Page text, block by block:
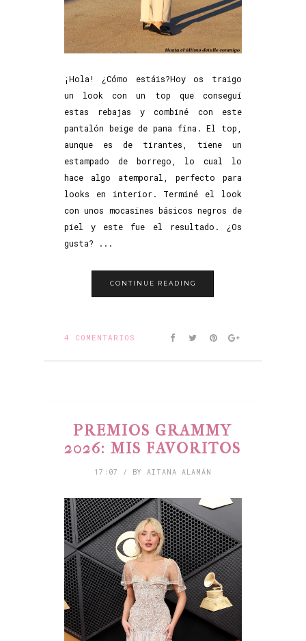
¡Hola! ¿Cómo estáis?Hoy os traigo
un look con un top que conseguí
estas rebajas y combiné con este
pantalón beige de pana fina. El top,
aunque es de tirantes, tiene un
estampado de borrego, lo cual lo
hace algo atemporal, perfecto para
looks en interior. Terminé el look
con unos mocasines básicos negros de
piel y este fue el resultado. ¿Os
gusta? ...
CONTINUE READING
4 COMENTARIOS
PREMIOS GRAMMY
2026: MIS FAVORITOS
17:07 / BY AITANA ALAMÁN